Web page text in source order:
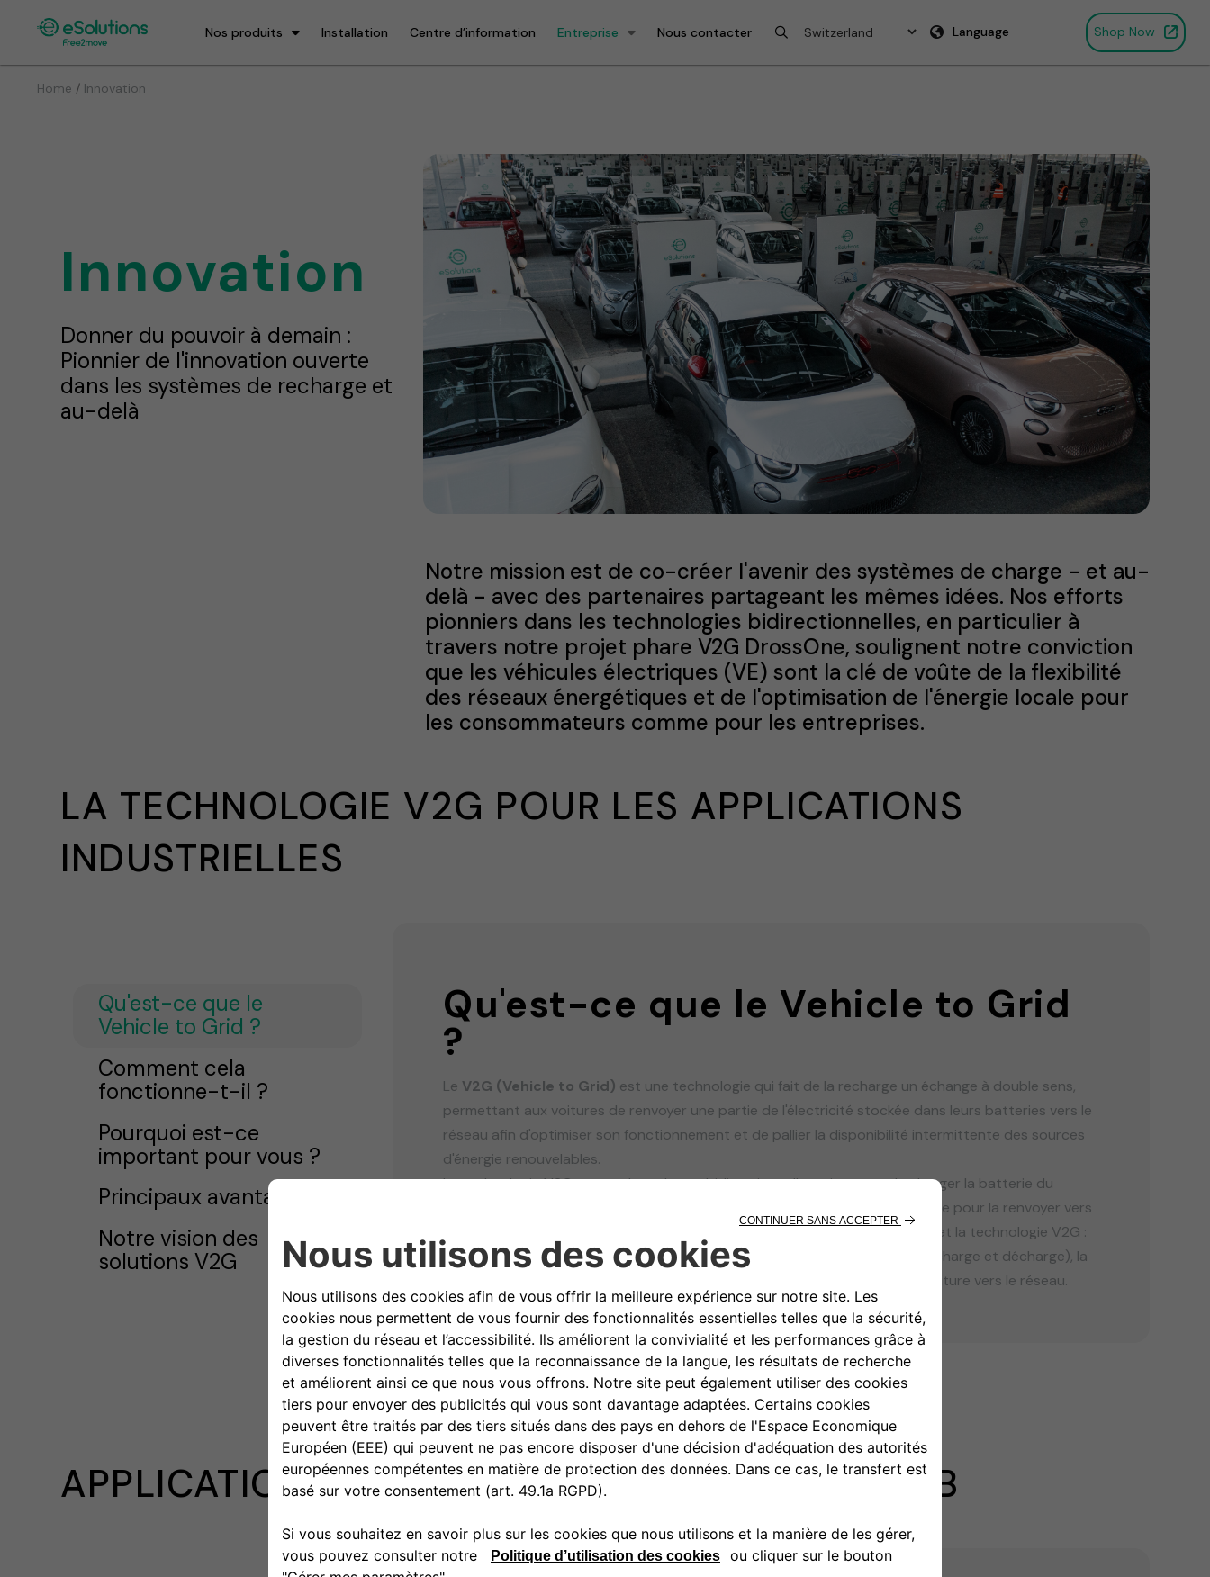
Nos produits Installation Centre d’information Entreprise Nous contacter Language Shop Now
Home / Innovation
Innovation
Donner du pouvoir à demain :
Pionnier de l'innovation ouverte
dans les systèmes de recharge et
au-delà
Notre mission est de co-créer l'avenir des systèmes de charge - et au-
delà - avec des partenaires partageant les mêmes idées. Nos efforts
pionniers dans les technologies bidirectionnelles, en particulier à
travers notre projet phare V2G DrossOne, soulignent notre conviction
que les véhicules électriques (VE) sont la clé de voûte de la flexibilité
des réseaux énergétiques et de l'optimisation de l'énergie locale pour
les consommateurs comme pour les entreprises.
LA TECHNOLOGIE V2G POUR LES APPLICATIONS
INDUSTRIELLES
Qu'est-ce que le
Vehicle to Grid ?
Comment cela
fonctionne-t-il ?
Pourquoi est-ce
important pour vous ?
Principaux avantages
Notre vision des
solutions V2G
Qu'est-ce que le Vehicle to Grid
?
Le V2G (Vehicle to Grid) est une technologie qui fait de la recharge un échange à double sens,
permettant aux voitures de renvoyer une partie de l'électricité stockée dans leurs batteries vers le
réseau afin d'optimiser son fonctionnement et de pallier la disponibilité intermittente des sources
d'énergie renouvelables.
La technologie V2G permet la recharge bidirectionnelle, qui permet de charger la batterie du
véhicule électrique et d'utiliser l'énergie stockée dans la batterie de la voiture pour la renvoyer vers
le réseau électrique. Il existe une différence entre la charge bidirectionnelle et la technologie V2G :
alors que la charge bidirectionnelle signifie une charge dans les deux sens (charge et décharge), la
technologie V2G permet uniquement le flux d'énergie de la batterie de la voiture vers le réseau.
APPLICATIONS DES TECHNOLOGIES V2H ET V2B